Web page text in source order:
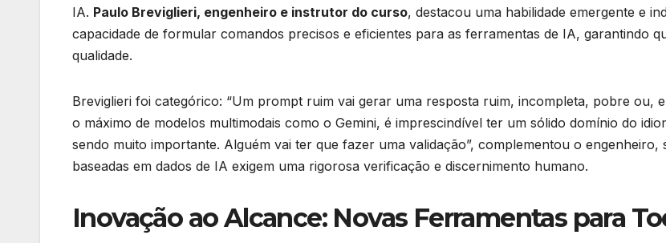
IA. Paulo Breviglieri, engenheiro e instrutor do curso, destacou uma habilidade emergente e
capacidade de formular comandos precisos e eficientes para as ferramentas de IA, garantindo
qualidade.
Breviglieri foi categórico: “Um prompt ruim vai gerar uma resposta ruim, incompleta, pobre ou,
o máximo de modelos multimodais como o Gemini, é imprescindível ter um sólido domínio do
sendo muito importante. Alguém vai ter que fazer uma validação”, complementou o
baseadas em dados de IA exigem uma rigorosa verificação e discernimento humano.
Inovação ao Alcance: Novas Ferramentas para